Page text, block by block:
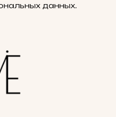
данных.